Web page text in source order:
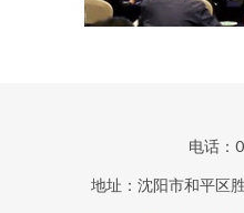
电话：
地址：沈阳市和平区